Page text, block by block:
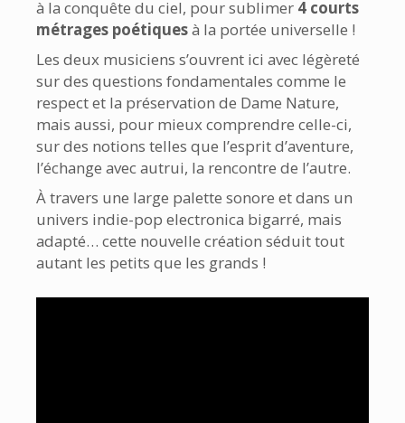
à la conquête du ciel, pour sublimer 4 courts
métrages poétiquesà la portée universelle !
Les deux musiciens s’ouvrent ici avec légèreté
sur des questions fondamentales comme le
respect et la préservation de Dame Nature,
mais aussi, pour mieux comprendre celle-ci,
sur des notions telles que l’esprit d’aventure,
l’échange avec autrui, la rencontre de l’autre.
À travers une large palette sonore et dans un
univers indie-pop electronica bigarré, mais
adapté… cette nouvelle création séduit tout
autant les petits que les grands !